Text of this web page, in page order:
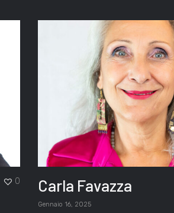
0 Carla Favazza
Gennaio 16, 2025